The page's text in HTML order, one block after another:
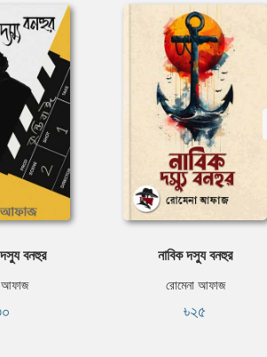
বনহুর
আফাজ
নাবিক দস্যু বনহুর
রোমেনা আফাজ
৳২৫